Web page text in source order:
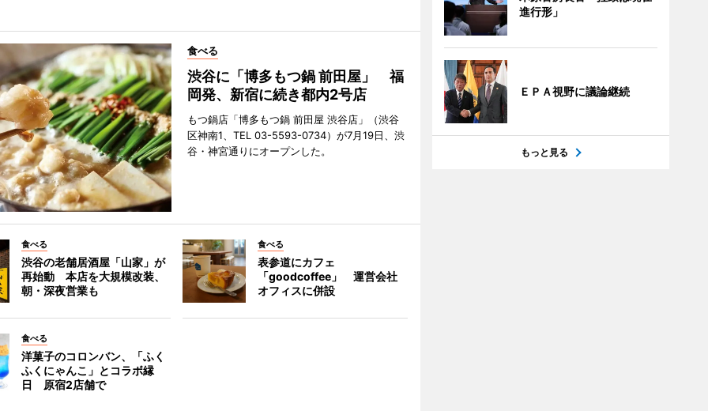
食べる
渋谷に「博多もつ鍋 前田屋」 福
岡発、新宿に続き都内2号店
もつ鍋店「博多もつ鍋 前田屋 渋谷店」（渋谷
区神南1、TEL 03-5593-0734）が7月19日、渋
谷・神宮通りにオープンした。
食べる
渋谷の老舗居酒屋「山家」が
再始動 本店を大規模改装、
朝・深夜営業も
食べる
表参道にカフェ
「goodcoffee」 運営会社
オフィスに併設
食べる
洋菓子のコロンバン、「ふく
ふくにゃんこ」とコラボ縁
日 原宿2店舗で
進行形」
ＥＰＡ視野に議論継続
もっと見る